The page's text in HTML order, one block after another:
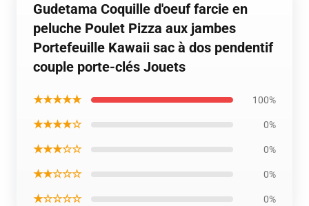
Gudetama Coquille d'oeuf farcie en
peluche Poulet Pizza aux jambes
Portefeuille Kawaii sac à dos pendentif
couple porte-clés Jouets
★★★★★ 100%
★★★★☆ 0%
★★★☆☆ 0%
★★☆☆☆ 0%
★☆☆☆☆ 0%